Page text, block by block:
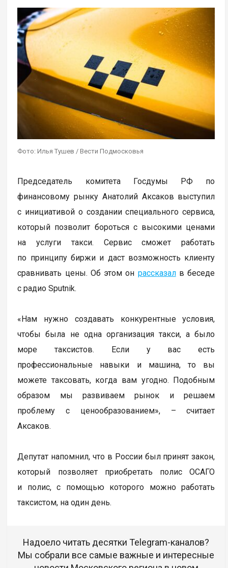
Фото: Илья Тушев / Вести Подмосковья
Председатель комитета Госдумы РФ по
финансовому рынку Анатолий Аксаков выступил
с инициативой о создании специального сервиса,
который позволит бороться с высокими ценами
на услуги такси. Сервис сможет работать
по принципу биржи и даст возможность клиенту
сравнивать цены. Об этом он рассказалв беседе
с радио Sputnik.
«Нам нужно создавать конкурентные условия,
чтобы была не одна организация такси, а было
море таксистов. Если у вас есть
профессиональные навыки и машина, то вы
можете таксовать, когда вам угодно. Подобным
образом мы развиваем рынок и решаем
проблему с ценообразованием», – считает
Аксаков.
Депутат напомнил, что в России был принят закон,
который позволяет приобретать полис ОСАГО
и полис, с помощью которого можно работать
таксистом, на один день.
Надоело читать десятки Telegram-каналов?
Мы собрали все самые важные и интересные